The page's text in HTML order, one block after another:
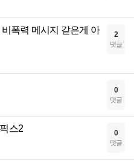
폭력 메시지 같은게 아
2
댓글
0
댓글
스2 0
댓글